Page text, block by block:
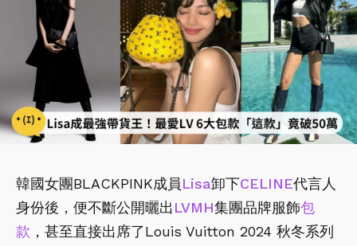
韓國女團BLACKPINK成員Lisa卸下CELINE代言人
身份後，便不斷公開曬出LVMH集團品牌服飾包
款 ，甚至直接出席了Louis Vuitton 2024 秋冬系列